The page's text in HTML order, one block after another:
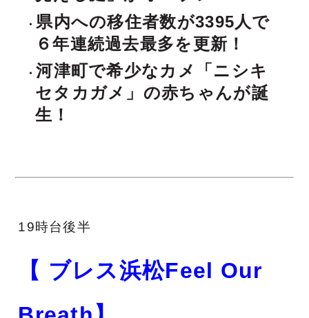
県内への移住者数が3395人で
６年連続過去最多を更新！
河津町で希少なカメ「ニシキ
セタカガメ」の赤ちゃんが誕
生 ！
19時台後半
【 ブレス浜松Feel Our